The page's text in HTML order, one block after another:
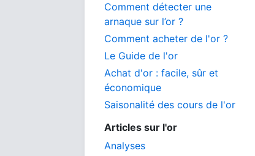
Comment détecter une
arnaque sur l’or ?
Comment acheter de l'or ?
Le Guide de l'or
Achat d'or : facile, sûr et
économique
Saisonalité des cours de l'or
Articles sur l'or
Analyses